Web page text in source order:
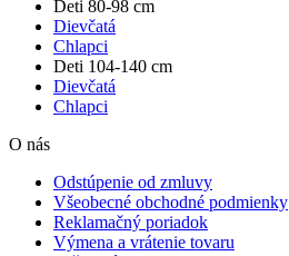
Deti 80-98 cm
Dievčatá
Chlapci
Deti 104-140 cm
Dievčatá
Chlapci
O nás
Odstúpenie od zmluvy
Všeobecné obchodné podmienky
Reklamačný poriadok
Výmena a vrátenie tovaru